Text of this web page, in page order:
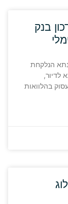
בנק
הנלקחת
לדיור,
בהלוואות